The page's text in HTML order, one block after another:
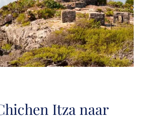
Itza naar